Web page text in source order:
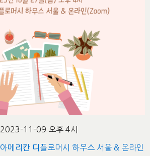
2023-11-09 오후 4시
아메리칸 디플로머시 하우스 서울 & 온라인